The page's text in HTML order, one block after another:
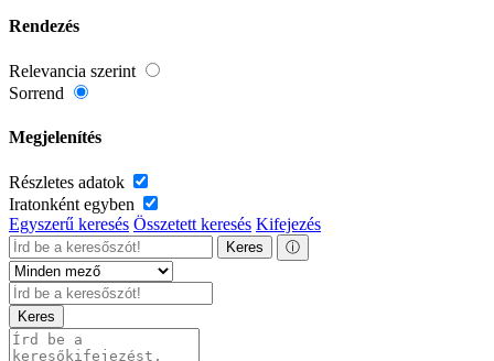
Rendezés
Relevancia szerint
Sorrend
Megjelenítés
Részletes adatok
Iratonként egyben
Egyszerű keresés Összetett keresés Kifejezés
Keres ⓘ
Keres